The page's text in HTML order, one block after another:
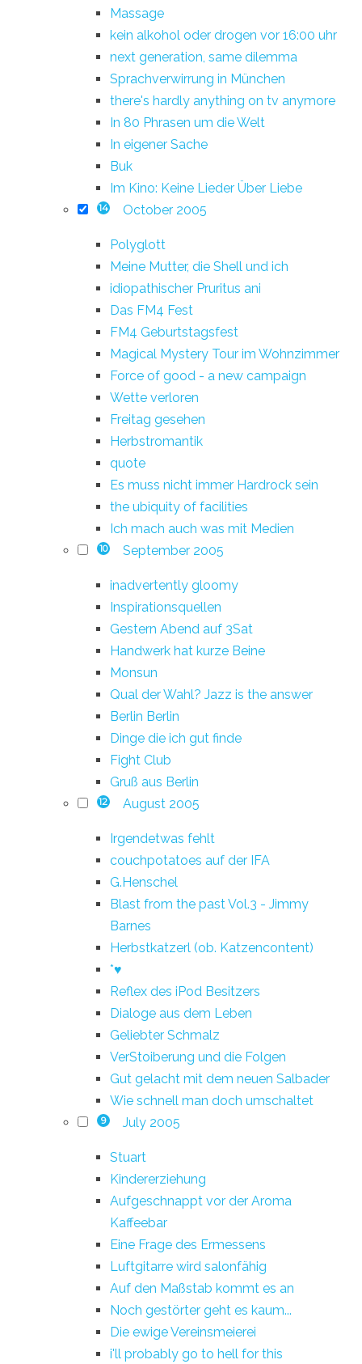
Massage
kein alkohol oder drogen vor 16:00 uhr
next generation, same dilemma
Sprachverwirrung in München
there's hardly anything on tv anymore
In 80 Phrasen um die Welt
In eigener Sache
Buk
Im Kino: Keine Lieder Über Liebe
14 October 2005
Polyglott
Meine Mutter, die Shell und ich
idiopathischer Pruritus ani
Das FM4 Fest
FM4 Geburtstagsfest
Magical Mystery Tour im Wohnzimmer
Force of good - a new campaign
Wette verloren
Freitag gesehen
Herbstromantik
quote
Es muss nicht immer Hardrock sein
the ubiquity of facilities
Ich mach auch was mit Medien
10 September 2005
inadvertently gloomy
Inspirationsquellen
Gestern Abend auf 3Sat
Handwerk hat kurze Beine
Monsun
Qual der Wahl? Jazz is the answer
Berlin Berlin
Dinge die ich gut finde
Fight Club
Gruß aus Berlin
12 August 2005
Irgendetwas fehlt
couchpotatoes auf der IFA
G.Henschel
Blast from the past Vol.3 - Jimmy
Barnes
Herbstkatzerl (ob. Katzencontent)
*♥
Reflex des iPod Besitzers
Dialoge aus dem Leben
Geliebter Schmalz
VerStoiberung und die Folgen
Gut gelacht mit dem neuen Salbader
Wie schnell man doch umschaltet
9 July 2005
Stuart
Kindererziehung
Aufgeschnappt vor der Aroma
Kaffeebar
Eine Frage des Ermessens
Luftgitarre wird salonfähig
Auf den Maßstab kommt es an
Noch gestörter geht es kaum...
Die ewige Vereinsmeierei
i'll probably go to hell for this